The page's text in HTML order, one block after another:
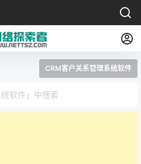
CRM客户关系管理系统软件